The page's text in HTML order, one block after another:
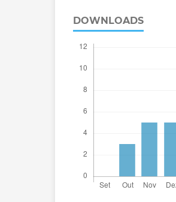
DOWNLOADS